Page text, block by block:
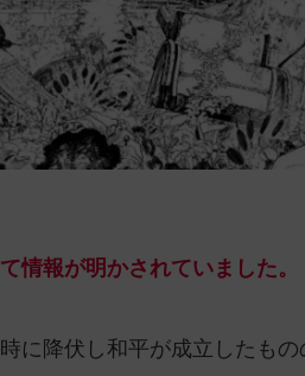
情報が明かされていました。
に降伏し和平が成立したもの